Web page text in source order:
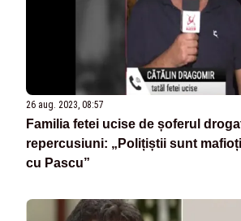
26 aug. 2023, 08:57
Familia fetei ucise de șoferul
repercusiuni: „Polițiștii sunt
cu Pascu”